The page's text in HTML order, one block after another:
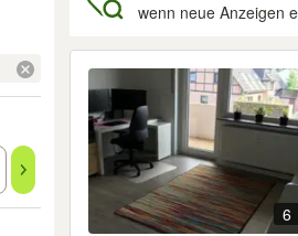
wenn neue Anzeigen
6